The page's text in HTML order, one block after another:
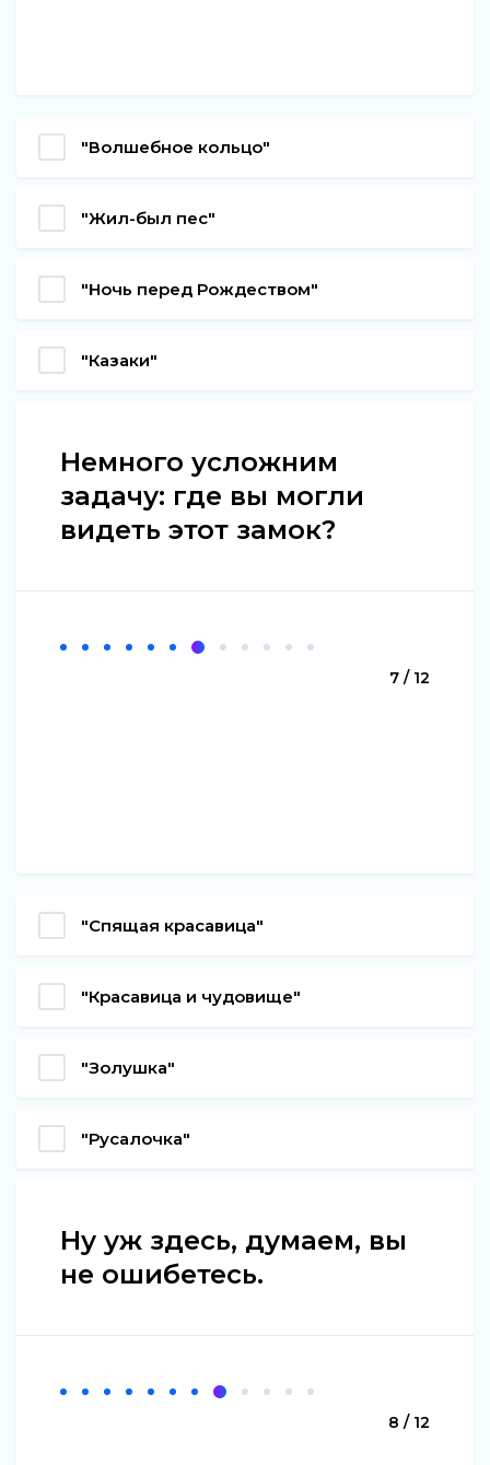
"Волшебное кольцо"
"Жил-был пес"
"Ночь перед Рождеством"
"Казаки"
Немного усложним
задачу: где вы могли
видеть этот замок?
7 / 12
"Спящая красавица"
"Красавица и чудовище"
"Золушка"
"Русалочка"
Ну уж здесь, думаем, вы
не ошибетесь.
8 / 12